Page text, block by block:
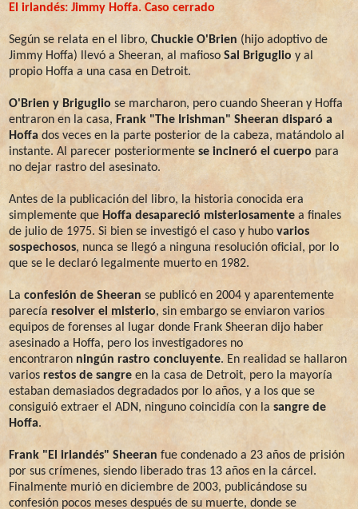
El irlandés: Jimmy Hoffa. Caso cerrado
Según se relata en el libro, Chuckie O'Brien (hijo adoptivo de
Jimmy Hoffa) llevó a Sheeran, al mafioso Sal Briguglio y al
propio Hoffa a una casa en Detroit.
O'Brien y Briguglio se marcharon, pero cuando Sheeran y Hoffa
entraron en la casa, Frank "The Irishman" Sheeran disparó a
Hoffa dos veces en la parte posterior de la cabeza, matándolo al
instante. Al parecer posteriormente se incineró el cuerpo para
no dejar rastro del asesinato.
Antes de la publicación del libro, la historia conocida era
simplemente que Hoffa desapareció misteriosamente a finales
de julio de 1975. Si bien se investigó el caso y hubo varios
sospechosos, nunca se llegó a ninguna resolución oficial, por lo
que se le declaró legalmente muerto en 1982.
La confesión de Sheeran se publicó en 2004 y aparentemente
parecía resolver el misterio, sin embargo se enviaron varios
equipos de forenses al lugar donde Frank Sheeran dijo haber
asesinado a Hoffa, pero los investigadores no
encontraron ningún rastro concluyente. En realidad se hallaron
varios restos de sangre en la casa de Detroit, pero la mayoría
estaban demasiados degradados por lo años, y a los que se
consiguió extraer el ADN, ninguno coincidía con la sangre de
Hoffa.
Frank "El irlandés" Sheeran fue condenado a 23 años de prisión
por sus crímenes, siendo liberado tras 13 años en la cárcel.
Finalmente murió en diciembre de 2003, publicándose su
confesión pocos meses después de su muerte, donde se